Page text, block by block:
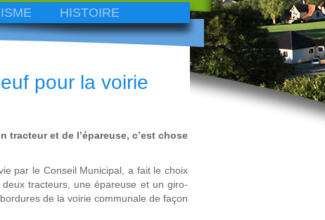
HISTOIRE
pour la voirie
et de l’épareuse, c’est chose
par le Conseil Municipal, a fait le choix
tracteurs, une épareuse et un giro-
de la voirie communale de façon